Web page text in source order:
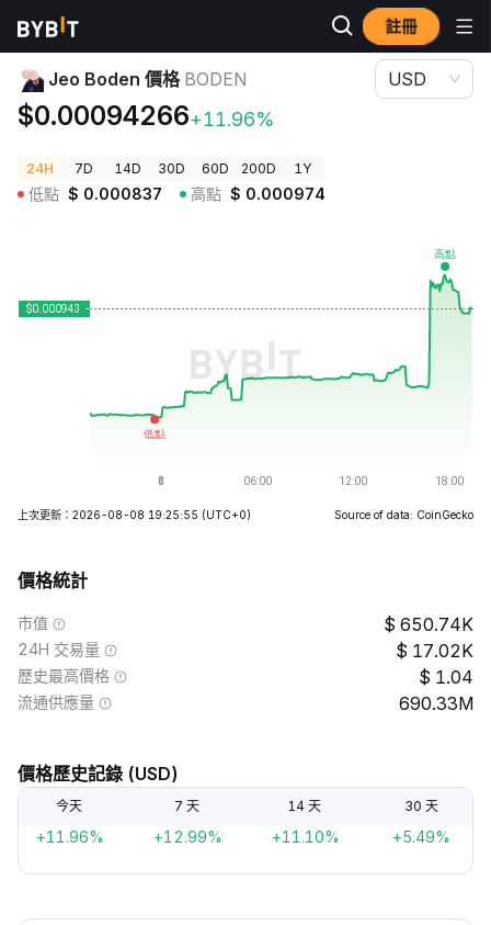
註冊
加密貨幣價格
Jeo Boden 價格 BODEN
$0.00094266+11.96%
USD
24H 7D 14D 30D 60D 200D 1Y
低點 $ 0.000837 高點 $ 0.000974
上次更新：2026-08-08 19:25:55 (UTC+0) Source of data: CoinGecko
價格統計
市值 650.74K
24H 交易量 17.02K
歷史最高價格 1.04
流通供應量 690.33M
價格歷史記錄 (USD)
今天 7 天 14 天 30 天
+11.96% +12.99% +11.10% +5.49%